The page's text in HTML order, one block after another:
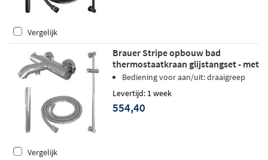
Vergelijk
Brauer Stripe opbouw bad
thermostaatkraan glijstangset - met
staafhanddouche - chroom
Bediening voor aan/uit: draaigreep
Levertijd: 1 week
554,40
Vergelijk